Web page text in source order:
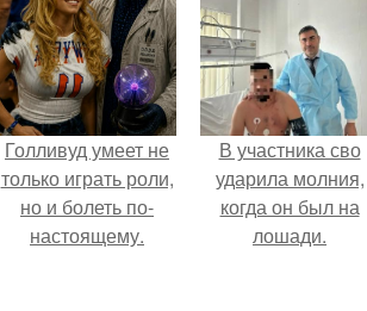
Голливуд умеет не
только играть роли,
но и болеть по-
настоящему.
В участника сво
ударила молния,
когда он был на
лошади.